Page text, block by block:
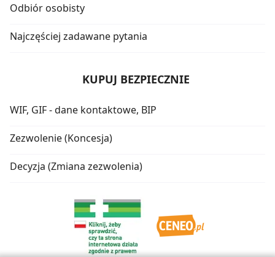
Odbiór osobisty
Najczęściej zadawane pytania
KUPUJ BEZPIECZNIE
WIF, GIF - dane kontaktowe, BIP
Zezwolenie (Koncesja)
Decyzja (Zmiana zezwolenia)